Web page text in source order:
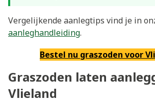
Vergelijkende aanlegtips vind je in
aanleghandleiding.
Bestel nu graszoden voor
Graszoden laten
Vlieland